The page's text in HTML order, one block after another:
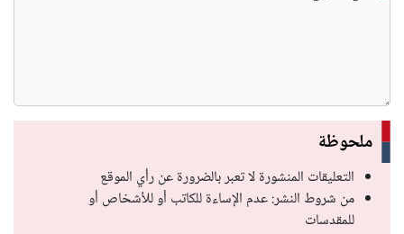
ملحوظة
التعليقات المنشورة لا تعبر بالضرورة عن رأي الموقع
من شروط النشر: عدم الإساءة للكاتب أو للأشخاص أو
للمقدسات